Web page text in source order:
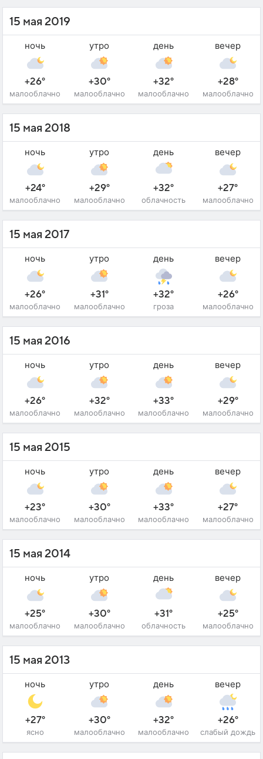
15 мая 2019
ночь
+26°
малооблачно
утро
+30°
малооблачно
день
+32°
малооблачно
вечер
+28°
малооблачно
15 мая 2018
ночь
+24°
малооблачно
утро
+29°
малооблачно
день
+32°
облачность
вечер
+27°
малооблачно
15 мая 2017
ночь
+26°
малооблачно
утро
+31°
малооблачно
день
+32°
гроза
вечер
+26°
малооблачно
15 мая 2016
ночь
+26°
малооблачно
утро
+32°
малооблачно
день
+33°
малооблачно
вечер
+29°
малооблачно
15 мая 2015
ночь
+23°
малооблачно
утро
+30°
малооблачно
день
+33°
малооблачно
вечер
+27°
малооблачно
15 мая 2014
ночь
+25°
малооблачно
утро
+30°
малооблачно
день
+31°
облачность
вечер
+25°
малооблачно
15 мая 2013
ночь
+27°
ясно
утро
+30°
малооблачно
день
+32°
малооблачно
вечер
+26°
слабый дождь